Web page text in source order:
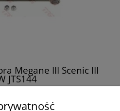
Megane III Scenic III
JTS144